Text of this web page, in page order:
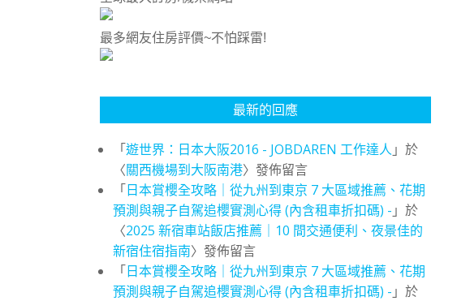
最多網友住房評價~不怕踩雷!
最新的回應
「遊世界：日本大阪2016 - JOBDAREN 工作達人 」於
〈關西機場到大阪南港〉發佈留言
「日本賞櫻全攻略｜從九州到東京 7 大區域推薦、花期
預測與親子自駕追櫻實測心得 (內含租車折扣碼) - 」於
〈2025 新宿車站飯店推薦｜10 間交通便利、夜景佳的
新宿住宿指南〉發佈留言
「日本賞櫻全攻略｜從九州到東京 7 大區域推薦、花期
預測與親子自駕追櫻實測心得 (內含租車折扣碼) - 」於